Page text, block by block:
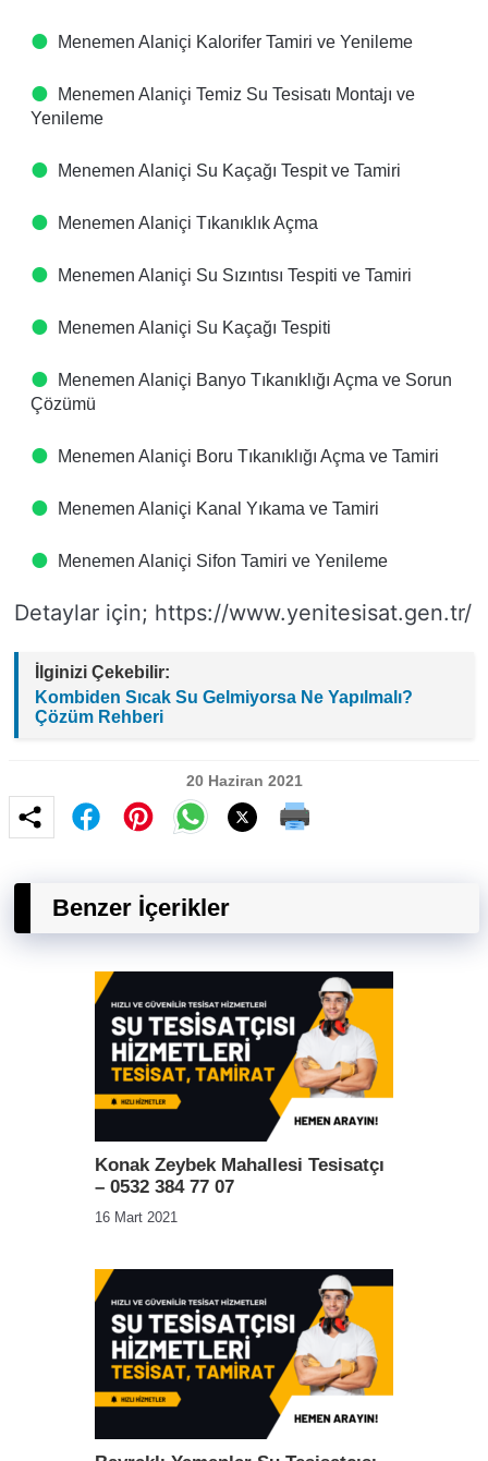
Menemen Alaniçi Kalorifer Tamiri ve Yenileme
Menemen Alaniçi Temiz Su Tesisatı Montajı ve
Yenileme
Menemen Alaniçi Su Kaçağı Tespit ve Tamiri
Menemen Alaniçi Tıkanıklık Açma
Menemen Alaniçi Su Sızıntısı Tespiti ve Tamiri
Menemen Alaniçi Su Kaçağı Tespiti
Menemen Alaniçi Banyo Tıkanıklığı Açma ve Sorun
Çözümü
Menemen Alaniçi Boru Tıkanıklığı Açma ve Tamiri
Menemen Alaniçi Kanal Yıkama ve Tamiri
Menemen Alaniçi Sifon Tamiri ve Yenileme
Detaylar için; https://www.yenitesisat.gen.tr/
İlginizi Çekebilir:
Kombiden Sıcak Su Gelmiyorsa Ne Yapılmalı?
Çözüm Rehberi
20 Haziran 2021
Benzer İçerikler
Konak Zeybek Mahallesi Tesisatçı
– 0532 384 77 07
16 Mart 2021